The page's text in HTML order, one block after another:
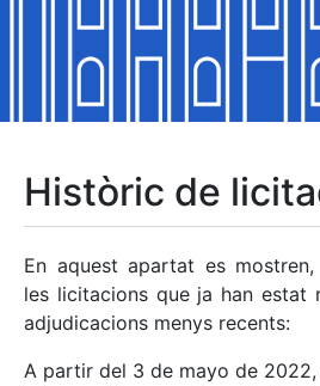
Mostra/Amaga
Mostra/Amaga
Mostra/Amaga
Mostra/Amaga
Històric de
En aquest apartat es
les licitacions que ja han estat
adjudicacions menys recents:
A partir del 3 de mayo de